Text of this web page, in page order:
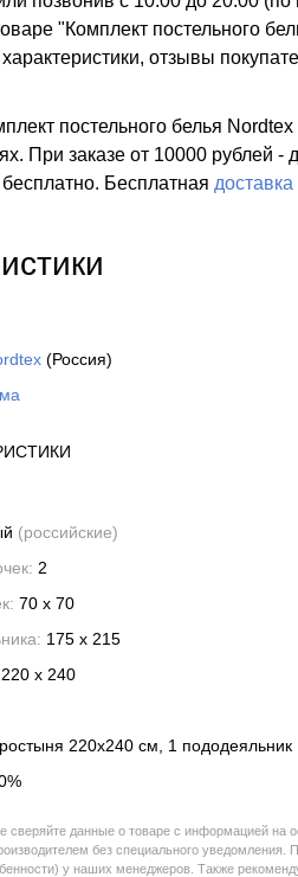
"Комплект постельного
отзывы
постельного белья
При заказе от 10000 рублей
Бесплатная доставка
(Россия)
(российские)
2
70 x 70
175 x 215
220 x 240
220x240 см, 1
сверяйте данные о товаре с информацией
без специального уведомления.
у наших менеджеров. Также